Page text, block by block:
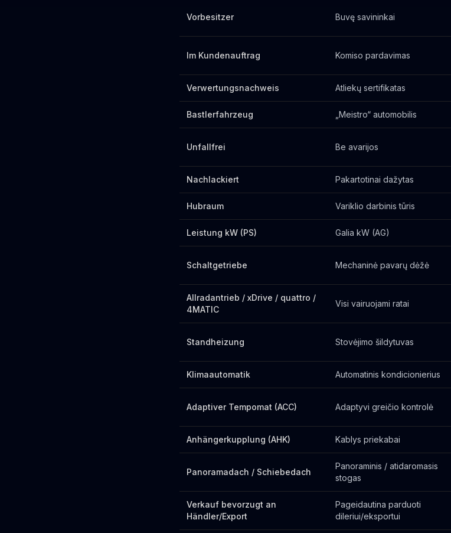
Vorbesitzer Buvę savininkai
Im Kundenauftrag Komiso pardavimas
Verwertungsnachweis Atliekų sertifikatas
Bastlerfahrzeug „Meistro“ automobilis
Unfallfrei Be avarijos
Nachlackiert Pakartotinai dažytas
Hubraum Variklio darbinis tūris
Leistung kW (PS) Galia kW (AG)
Schaltgetriebe Mechaninė pavarų dėžė
Allradantrieb / xDrive / quattro /
4MATIC
Visi vairuojami ratai
Standheizung Stovėjimo šildytuvas
Klimaautomatik Automatinis kondicionierius
Adaptiver Tempomat (ACC) Adaptyvi greičio kontrolė
Anhängerkupplung (AHK) Kablys priekabai
Panoramadach / Schiebedach
Panoraminis / atidaromasis
stogas
Verkauf bevorzugt an
Händler/Export
Pageidautina parduoti
dileriui/eksportui